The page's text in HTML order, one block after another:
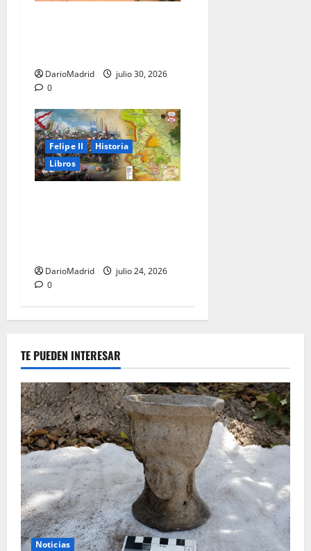
DarioMadrid
julio 30, 2026
0
Felipe II
Historia
Libros
DarioMadrid
julio 24, 2026
0
TE PUEDEN INTERESAR
Noticias